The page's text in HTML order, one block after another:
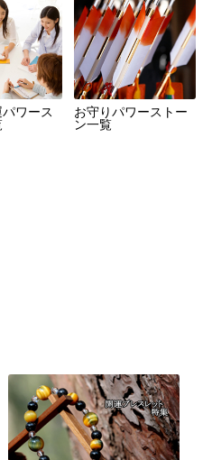
ワース お守りパワーストー
ン一覧